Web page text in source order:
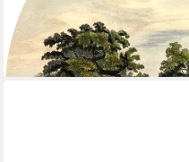
-14%
lieferbar - in 6-8 Werktagen bei dir